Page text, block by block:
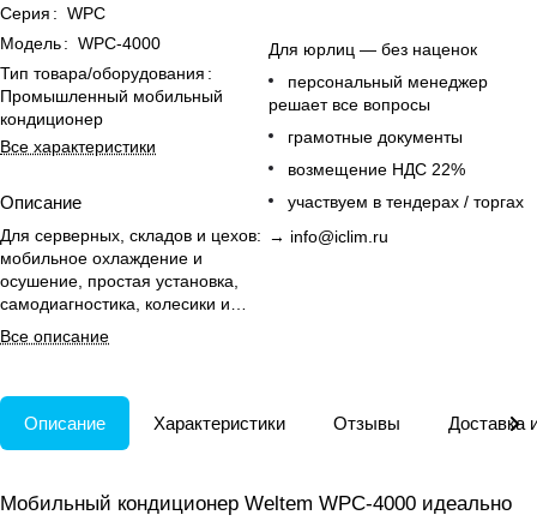
Серия : WPC
Модель: WPC-4000
Тип товара/оборудования :
Промышленный мобильный
кондиционер
Все характеристики
Описание
Для серверных, складов и цехов:
мобильное охлаждение и
осушение, простая установка,
самодиагностика, колесики и
удлиняемые воздуховоды.
Все описание
Для юрлиц — без наценок
персональный менеджер
решает все вопросы
грамотные документы
возмещение НДС 22%
участвуем в тендерах / торгах
→ info@iclim.ru
Описание Характеристики Отзывы Доставка
Мобильный кондиционер Weltem WPC-4000 идеально